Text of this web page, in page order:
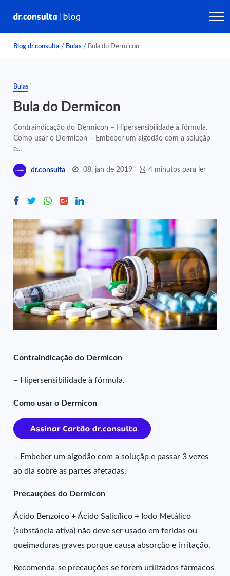
Blog dr.consulta / Bulas / Bula do Dermicon
Bulas
Bula do Dermicon
Contraindicação do Dermicon – Hipersensibilidade à fórmula.
Como usar o Dermicon – Embeber um algodão com a soluçãp
e...
dr.consulta 08, jan de 2019 4 minutos para ler
Contraindicação do Dermicon
– Hipersensibilidade à fórmula.
Como usar o Dermicon
– Embeber um algodão com a soluçãp e passar 3 vezes
ao dia sobre as partes afetadas.
Precauções do Dermicon
Ácido Benzoico + Ácido Salicílico + Iodo Metálico
(substância ativa) não deve ser usado em feridas ou
queimaduras graves porque causa absorção e irritação.
Recomenda-se precauções se forem utilizados fármacos